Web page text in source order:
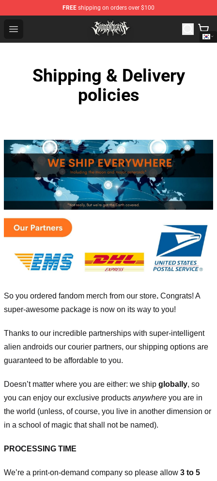
FREE shipping on orders over $100
Open menu
Svdden Death Shop - Official Svdden Death
Shipping & Delivery
policies
So you ordered fandom merch from our store. Congrats! A
super-awesome package is now on its way to you!
Thanks to our incredible partnerships with super-intelligent
alien androids our courier partners, our shipping options are
guaranteed to be affordable to you.
Doesn’t matter where you are either: we ship globally, so
you can enjoy our exclusive products anywhere you are in
the world (unless, of course, you live in another dimension or
in a school of magic that shall not be named).
PROCESSING TIME
We’re a print-on-demand company so please allow 3 to 5